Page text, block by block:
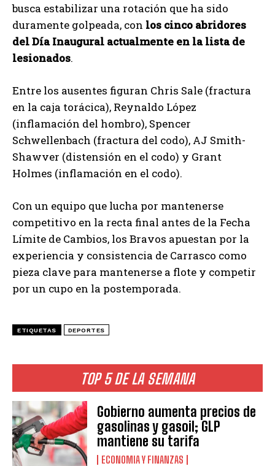
TOP 5 DE LA SEMANA
Gobierno aumenta precios de
gasolinas y gasoil; GLP
mantiene su tarifa
ECONOMIA Y FINANZAS
busca estabilizar una rotación que ha sido
duramente golpeada, con los cinco abridores
del Día Inaugural actualmente en la lista de
lesionados.
Entre los ausentes figuran Chris Sale (fractura
en la caja torácica), Reynaldo López
(inflamación del hombro), Spencer
Schwellenbach (fractura del codo), AJ Smith-
Shawver (distensión en el codo) y Grant
Holmes (inflamación en el codo).
Con un equipo que lucha por mantenerse
competitivo en la recta final antes de la Fecha
Límite de Cambios, los Bravos apuestan por la
experiencia y consistencia de Carrasco como
pieza clave para mantenerse a flote y competir
por un cupo en la postemporada.
ETIQUETAS DEPORTES